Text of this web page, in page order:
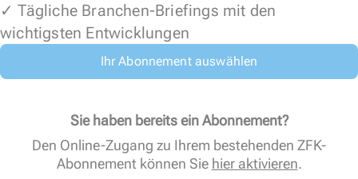
✓ Tägliche Branchen-Briefings mit den
wichtigsten Entwicklungen
Ihr Abonnement auswählen
Sie haben bereits ein Abonnement?
Den Online-Zugang zu Ihrem bestehenden ZFK-
Abonnement können Sie hier aktivieren.